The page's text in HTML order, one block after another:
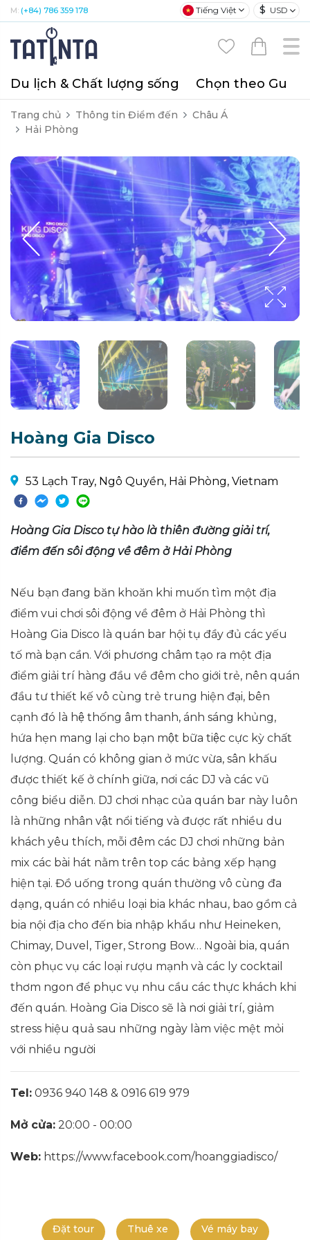
M: (+84) 786 359 178 Tiếng Việt $ USD
Du lịch & Chất lượng sống Chọn theo Gu
Trang chủ Thông tin Điểm đến
Châu Á
Hải Phòng
Hoàng Gia Disco
53 Lạch Tray, Ngô Quyền, Hải Phòng, Vietnam
Hoàng Gia Disco tự hào là thiên đường giải trí,
điểm đến sôi động về đêm ở Hải Phòng
Nếu bạn đang băn khoăn khi muốn tìm một địa
điểm vui chơi sôi động về đêm ở Hải Phòng thì
Hoàng Gia Disco là quán bar hội tụ đầy đủ các yếu
tố mà bạn cần. Với phương châm tạo ra một địa
điểm giải trí hàng đầu về đêm cho giới trẻ, nên quán
đầu tư thiết kế vô cùng trẻ trung hiện đại, bên
cạnh đó là hệ thống âm thanh, ánh sáng khủng,
hứa hẹn mang lại cho bạn một bữa tiệc cực kỳ chất
lượng. Quán có không gian ở mức vừa, sân khấu
được thiết kế ở chính giữa, nơi các DJ và các vũ
công biểu diễn. DJ chơi nhạc của quán bar này luôn
là những nhân vật nổi tiếng và được rất nhiều du
khách yêu thích, mỗi đêm các DJ chơi những bản
mix các bài hát nằm trên top các bảng xếp hạng
hiện tại. Đồ uống trong quán thường vô cùng đa
dạng, quán có nhiều loại bia khác nhau, bao gồm cả
bia nội địa cho đến bia nhập khẩu như Heineken,
Chimay, Duvel, Tiger, Strong Bow… Ngoài bia, quán
còn phục vụ các loại rượu mạnh và các ly cocktail
thơm ngon để phục vụ nhu cầu các thực khách khi
đến quán. Hoàng Gia Disco sẽ là nơi giải trí, giảm
stress hiệu quả sau những ngày làm việc mệt mỏi
với nhiều người
Tel: 0936 940 148 & 0916 619 979
Mở cửa: 20:00 - 00:00
Web: https://www.facebook.com/hoanggiadisco/
Đặt tour Thuê xe Vé máy bay